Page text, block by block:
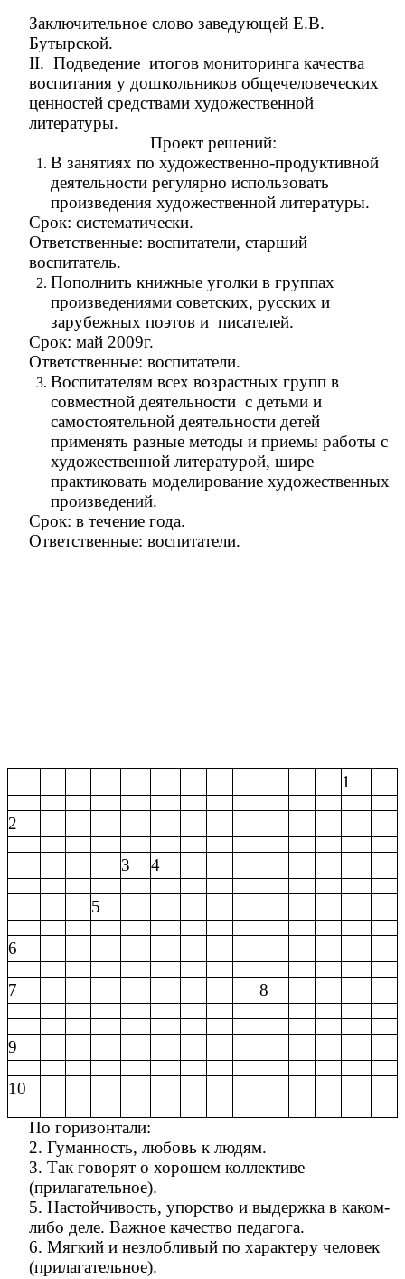
Заключительное слово заведующей Е.В.
Бутырской.
II. Подведение итогов мониторинга качества
воспитания у дошкольников общечеловеческих
ценностей средствами художественной
литературы.
Проект решений:
В занятиях по художественно-продуктивной
деятельности регулярно использовать
произведения художественной литературы.
Срок: систематически.
Ответственные: воспитатели, старший
воспитатель.
Пополнить книжные уголки в группах
произведениями советских, русских и
зарубежных поэтов и писателей.
Срок: май 2009г.
Ответственные: воспитатели.
Воспитателям всех возрастных групп в
совместной деятельности с детьми и
самостоятельной деятельности детей
применять разные методы и приемы работы с
художественной литературой, шире
практиковать моделирование художественных
произведений.
Срок: в течение года.
Ответственные: воспитатели.
1
2
3 4
5
6
7 8
9
10
По горизонтали:
2. Гуманность, любовь к людям.
3. Так говорят о хорошем коллективе
(прилагательное).
5. Настойчивость, упорство и выдержка в каком-
либо деле. Важное качество педагога.
6. Мягкий и незлобливый по характеру человек
(прилагательное).